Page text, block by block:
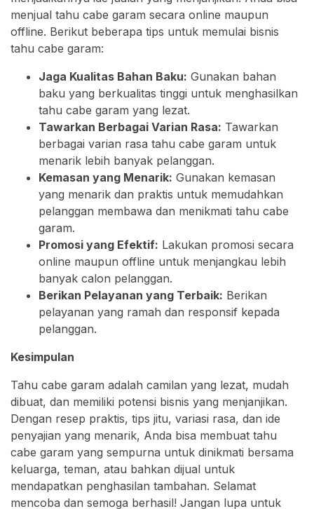
menjual tahu cabe garam secara online maupun
offline. Berikut beberapa tips untuk memulai bisnis
tahu cabe garam:
Jaga Kualitas Bahan Baku: Gunakan bahan
baku yang berkualitas tinggi untuk menghasilkan
tahu cabe garam yang lezat.
Tawarkan Berbagai Varian Rasa: Tawarkan
berbagai varian rasa tahu cabe garam untuk
menarik lebih banyak pelanggan.
Kemasan yang Menarik: Gunakan kemasan
yang menarik dan praktis untuk memudahkan
pelanggan membawa dan menikmati tahu cabe
garam.
Promosi yang Efektif: Lakukan promosi secara
online maupun offline untuk menjangkau lebih
banyak calon pelanggan.
Berikan Pelayanan yang Terbaik: Berikan
pelayanan yang ramah dan responsif kepada
pelanggan.
Kesimpulan
Tahu cabe garam adalah camilan yang lezat, mudah
dibuat, dan memiliki potensi bisnis yang menjanjikan.
Dengan resep praktis, tips jitu, variasi rasa, dan ide
penyajian yang menarik, Anda bisa membuat tahu
cabe garam yang sempurna untuk dinikmati bersama
keluarga, teman, atau bahkan dijual untuk
mendapatkan penghasilan tambahan. Selamat
mencoba dan semoga berhasil! Jangan lupa untuk